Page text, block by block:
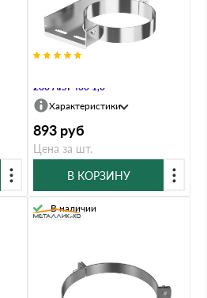
280 AISI 430 1,0
Характеристики
893 руб
Цена за шт.
В КОРЗИНУ
В наличии